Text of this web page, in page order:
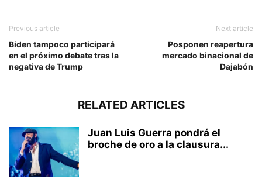
Previous article
Biden tampoco participará
en el próximo debate tras la
negativa de Trump
Next article
Posponen reapertura
mercado binacional de
Dajabón
RELATED ARTICLES
Juan Luis Guerra pondrá el
broche de oro a la clausura...